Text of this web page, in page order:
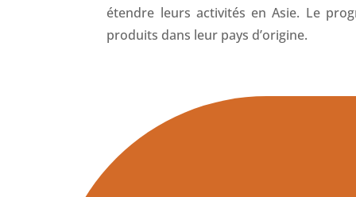
étendre leurs activités en Asie. Le
produits dans leur pays d’origine.